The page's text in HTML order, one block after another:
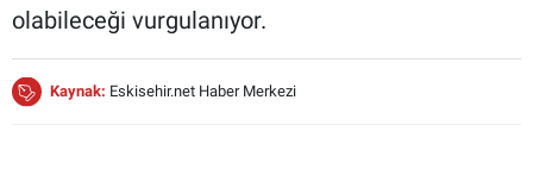
olabileceği vurgulanıyor.
Kaynak: Eskisehir.net Haber Merkezi